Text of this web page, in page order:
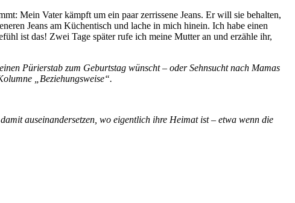
Mein Vater kämpft um ein paar zerrissene Jeans. Er will sie behalten,
Jeans am Küchentisch und lache in mich hinein. Ich habe einen
ist das! Zwei Tage später rufe ich meine Mutter an und erzähle ihr,
Pürierstab zum Geburtstag wünscht – oder Sehnsucht nach Mamas
„Beziehungsweise“.
auseinandersetzen, wo eigentlich ihre Heimat ist – etwa wenn die